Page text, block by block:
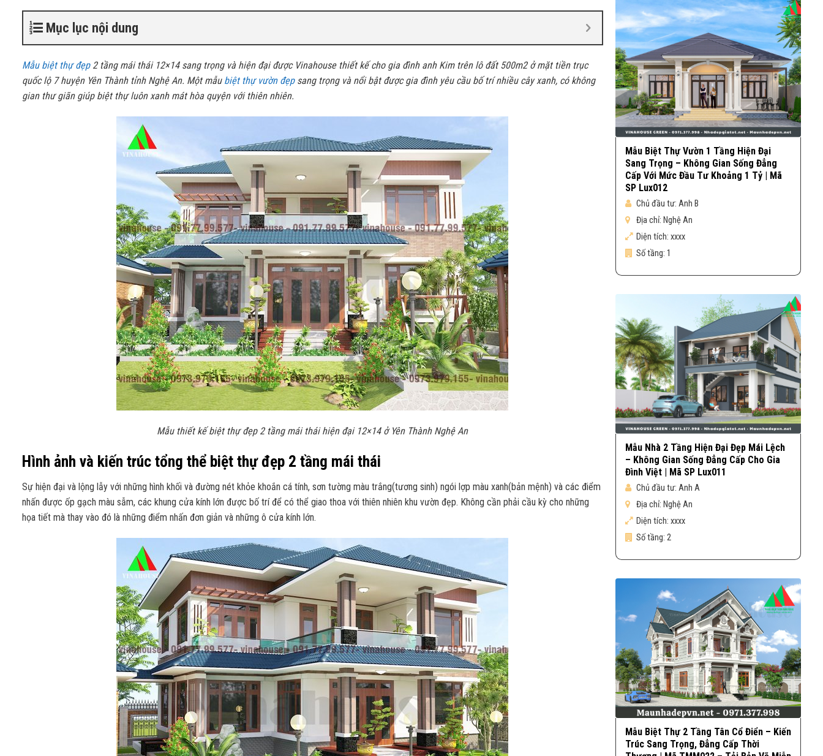
Mục lục nội dung
Mẫu biệt thự đẹp2 tầng mái thái 12×14 sang trọng và hiện đại được Vinahouse thiết kế cho gia đình anh Kim trên lô đất 500m2 ở mặt tiền trục
quốc lộ 7 huyện Yên Thành tỉnh Nghệ An. Một mẫu biệt thự vườn đẹpsang trọng và nổi bật được gia đình yêu cầu bố trí nhiều cây xanh, có không
gian thư giãn giúp biệt thự luôn xanh mát hòa quyện với thiên nhiên.
Mẫu thiết kế biệt thự đẹp 2 tầng mái thái hiện đại 12×14 ở Yên Thành Nghệ An
Hình ảnh và kiến trúc tổng thể biệt thự đẹp 2 tầng mái thái
Sự hiện đại và lộng lẫy với những hình khối và đường nét khỏe khoắn cá tính, sơn tường màu trắng(tương sinh) ngói lợp màu xanh(bản mệnh) và các điểm
nhấn được ốp gạch màu sẫm, các khung cửa kính lớn được bố trí để có thể giao thoa với thiên nhiên khu vườn đẹp. Không cần phải cầu kỳ cho những
họa tiết mà thay vào đó là những điểm nhấn đơn giản và những ô cửa kính lớn.
Mẫu Biệt Thự Vườn 1 Tầng Hiện Đại
Sang Trọng – Không Gian Sống Đẳng
Cấp Với Mức Đầu Tư Khoảng 1 Tỷ | Mã
SP Lux012
Chủ đầu tư: Anh B
Địa chỉ: Nghệ An
Diện tích: xxxx
Số tầng: 1
Mẫu Nhà 2 Tầng Hiện Đại Đẹp Mái Lệch
– Không Gian Sống Đẳng Cấp Cho Gia
Đình Việt | Mã SP Lux011
Chủ đầu tư: Anh A
Địa chỉ: Nghệ An
Diện tích: xxxx
Số tầng: 2
Mẫu Biệt Thự 2 Tầng Tân Cổ Điển – Kiến
Trúc Sang Trọng, Đẳng Cấp Thời